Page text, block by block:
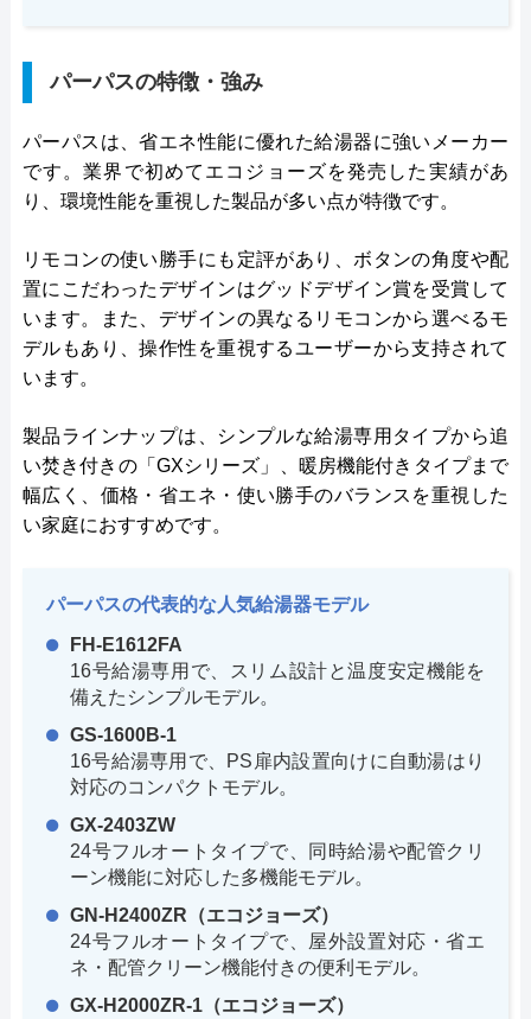
パーパスの特徴・強み
パーパスは、省エネ性能に優れた給湯器に強いメーカー
です。業界で初めてエコジョーズを発売した実績があ
り、環境性能を重視した製品が多い点が特徴です。
リモコンの使い勝手にも定評があり、ボタンの角度や配
置にこだわったデザインはグッドデザイン賞を受賞して
います。また、デザインの異なるリモコンから選べるモ
デルもあり、操作性を重視するユーザーから支持されて
います。
製品ラインナップは、シンプルな給湯専用タイプから追
い焚き付きの「GXシリーズ」、暖房機能付きタイプまで
幅広く、価格・省エネ・使い勝手のバランスを重視した
い家庭におすすめです。
パーパスの代表的な人気給湯器モデル
FH-E1612FA
16号給湯専用で、スリム設計と温度安定機能を
備えたシンプルモデル。
GS-1600B-1
16号給湯専用で、PS扉内設置向けに自動湯はり
対応のコンパクトモデル。
GX-2403ZW
24号フルオートタイプで、同時給湯や配管クリ
ーン機能に対応した多機能モデル。
GN-H2400ZR（エコジョーズ）
24号フルオートタイプで、屋外設置対応・省エ
ネ・配管クリーン機能付きの便利モデル。
GX-H2000ZR-1（エコジョーズ）